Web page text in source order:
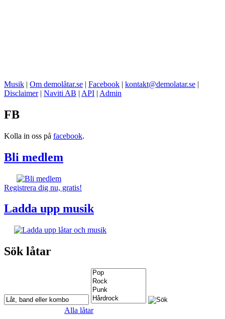
Musik | Om demolåtar.se | Facebook | kontakt@demolatar.se |
Disclaimer| Naviti AB | API | Admin
FB
Kolla in oss på facebook.
Bli medlem
Registrera dig nu, gratis!
Ladda upp musik
Sök låtar
Alla låtar